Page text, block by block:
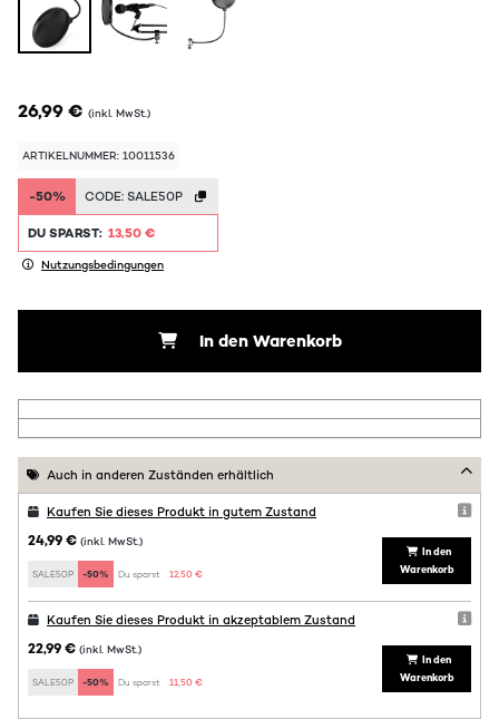
26,99 € (inkl. MwSt.)
ARTIKELNUMMER: 10011536
-50% CODE: SALE50P
DU SPARST: 13,50 €
Nutzungsbedingungen
In den Warenkorb
Auch in anderen Zuständen erhältlich
Kaufen Sie dieses Produkt in gutem Zustand
24,99 € (inkl. MwSt.)
SALE50P -50% Du sparst: 12,50 €
In den
Warenkorb
Kaufen Sie dieses Produkt in akzeptablem Zustand
22,99 € (inkl. MwSt.)
SALE50P -50% Du sparst: 11,50 €
In den
Warenkorb